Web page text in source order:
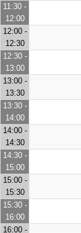
11:30 -
12:00
12:00 -
12:30
12:30 -
13:00
13:00 -
13:30
13:30 -
14:00
14:00 -
14:30
14:30 -
15:00
15:00 -
15:30
15:30 -
16:00
16:00 -